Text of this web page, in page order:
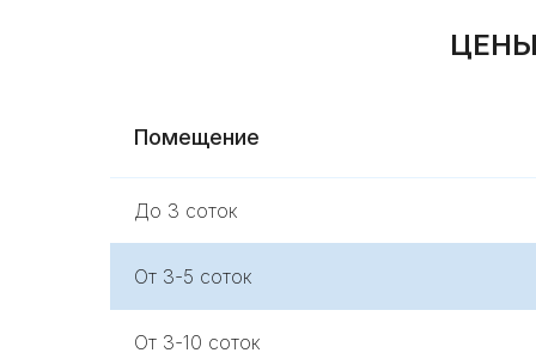
Помещение
До 3 соток
От 3-5 соток
От 3-10 соток